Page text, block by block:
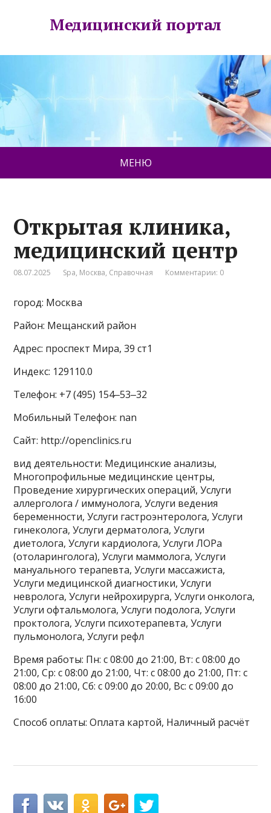
Медицинский портал
МЕНЮ
Открытая клиника,
медицинский центр
08.07.2025 Spa, Москва, Справочная Комментарии: 0
город: Москва
Район: Мещанский район
Адрес: проспект Мира, 39 ст1
Индекс: 129110.0
Телефон: +7 (495) 154‒53‒32
Мобильный Телефон: nan
Сайт: http://openclinics.ru
вид деятельности: Медицинские анализы,
Многопрофильные медицинские центры,
Проведение хирургических операций, Услуги
аллерголога / иммунолога, Услуги ведения
беременности, Услуги гастроэнтеролога, Услуги
гинеколога, Услуги дерматолога, Услуги
диетолога, Услуги кардиолога, Услуги ЛОРа
(отоларинголога), Услуги маммолога, Услуги
мануального терапевта, Услуги массажиста,
Услуги медицинской диагностики, Услуги
невролога, Услуги нейрохирурга, Услуги онколога,
Услуги офтальмолога, Услуги подолога, Услуги
проктолога, Услуги психотерапевта, Услуги
пульмонолога, Услуги рефл
Время работы: Пн: с 08:00 до 21:00, Вт: с 08:00 до
21:00, Ср: с 08:00 до 21:00, Чт: с 08:00 до 21:00, Пт: с
08:00 до 21:00, Сб: с 09:00 до 20:00, Вс: с 09:00 до
16:00
Способ оплаты: Оплата картой, Наличный расчёт